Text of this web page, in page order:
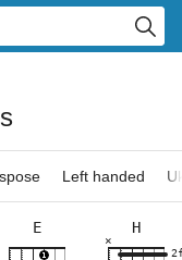
Left handed
E H
×